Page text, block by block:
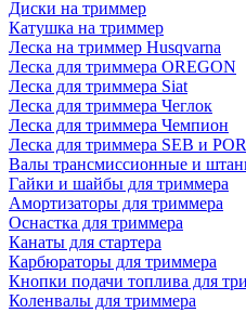
Диски на триммер
Катушка на триммер
Леска на триммер Husqvarna
Леска для триммера OREGON
Леска для триммера Siat
Леска для триммера Чеглок
Леска для триммера Чемпион
Леска для триммера SEB и
Валы трансмиссионные и
Гайки и шайбы для триммера
Амортизаторы для триммера
Оснастка для триммера
Канаты для стартера
Карбюраторы для триммера
Кнопки подачи топлива для
Коленвалы для триммера